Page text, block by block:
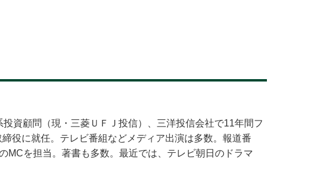
資顧問（現・三菱ＵＦＪ投信）、三洋投信会社で11年間フ
役に就任。テレビ番組などメディア出演は多数。報道番
MCを担当。著書も多数。最近では、テレビ朝日のドラマ